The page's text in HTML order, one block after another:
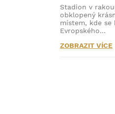
Stadion v
obklopený
místem, kde
Evropského…
ZOBRAZIT VÍCE